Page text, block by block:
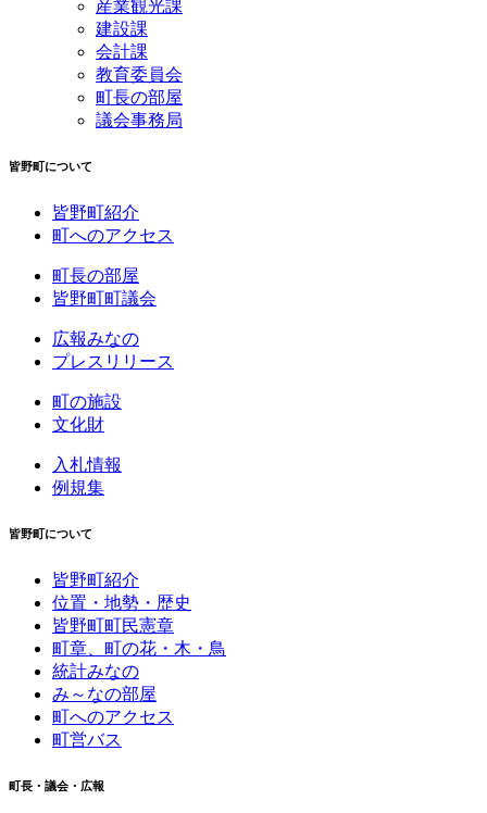
産業観光課
建設課
会計課
教育委員会
町長の部屋
議会事務局
皆野町について
皆野町紹介
町へのアクセス
町長の部屋
皆野町町議会
広報みなの
プレスリリース
町の施設
文化財
入札情報
例規集
皆野町について
皆野町紹介
位置・地勢・歴史
皆野町町民憲章
町章、町の花・木・鳥
統計みなの
み～なの部屋
町へのアクセス
町営バス
町長・議会・広報